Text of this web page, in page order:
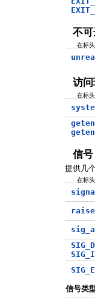
不
在标
访
在标
信号
提供几
在标
raise
信号类